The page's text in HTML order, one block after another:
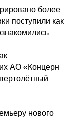
более
поступили как
АО «Концерн
нового